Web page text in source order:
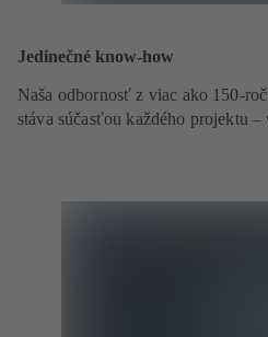
Jedinečné know-how
Naša odbornosť z viac ako 150-
stáva súčasťou každého projektu –